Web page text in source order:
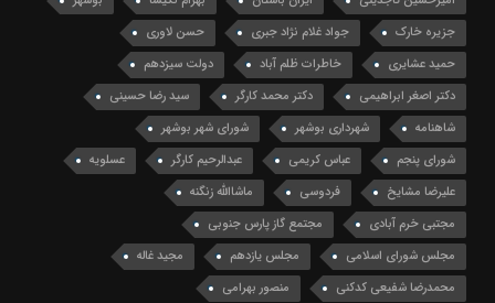
جزیره خارک
جواد غلام نژاد جبری
حسن لاوری
حمید عشایری
خاطرات ظلم آباد
دولت سیزدهم
دکتر اصغر ابراهیمی
دکتر محمد کارگر
سید رضا حسینی
شاهنامه
شهرداری بوشهر
شورای شهر بوشهر
شورای پنجم
عباس کریمی عبدالرحیم کارگر
عسلویه
علیرضا مشایخ
فردوسی
ماشاالله زنگنه
مجتبی خرم آبادی
مجتمع گاز پارس جنوبی
مجلس شورای اسلامی
مجلس یازدهم
مجید غاله
محمدرضا شفیعی کدکنی
منصور بهرامی